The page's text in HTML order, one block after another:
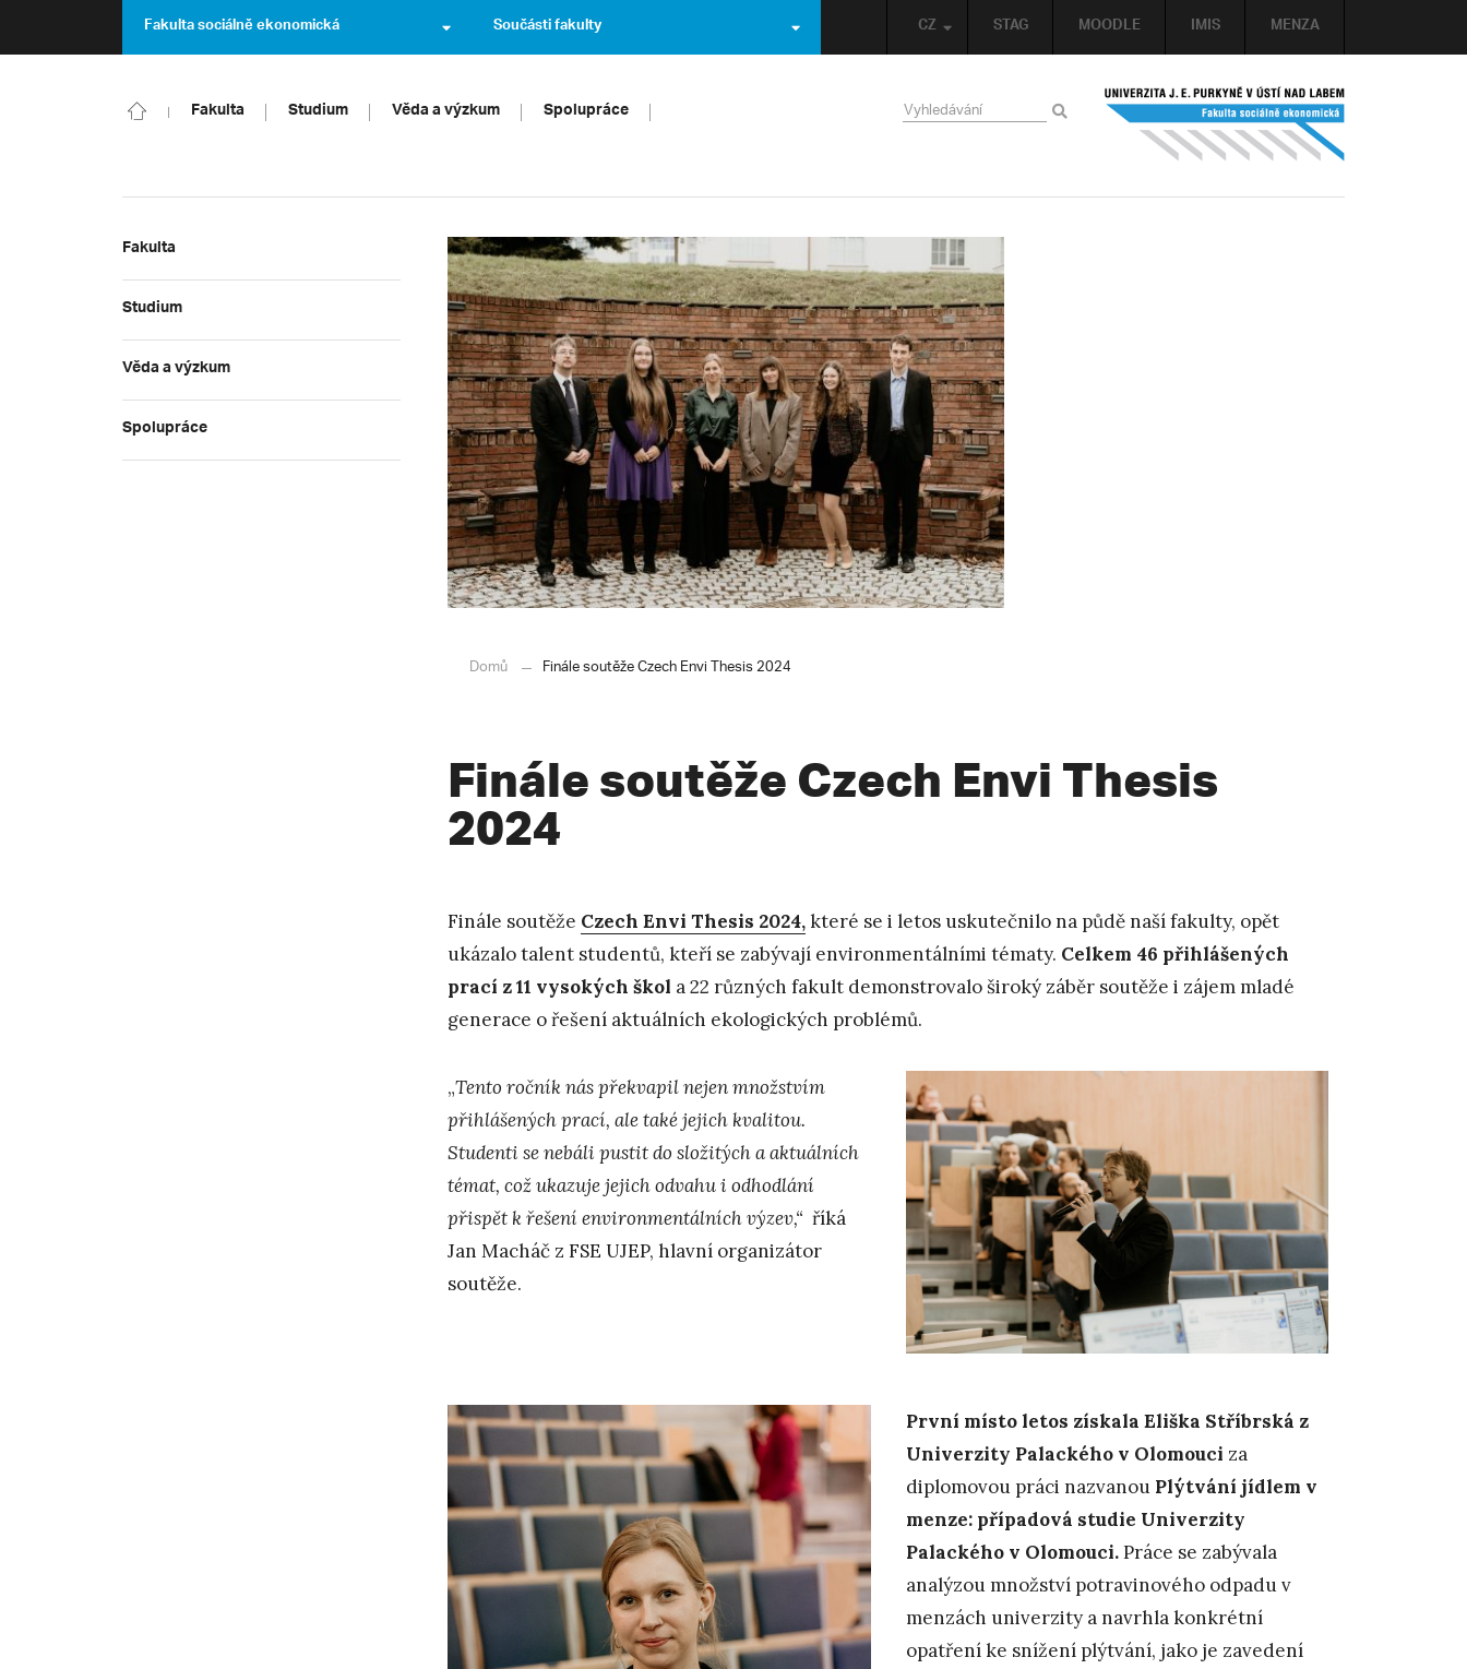
STAG MOODLE IMIS MENZA
CZ
Fakulta sociálně ekonomická Součásti fakulty
Fakulta Studium Věda a výzkum Spolupráce
Fakulta
Studium
Věda a výzkum
Spolupráce
Domů Finále soutěže Czech Envi Thesis 2024
Finále soutěže Czech Envi Thesis
2024
Finále soutěže Czech Envi Thesis 2024,které se i letos uskutečnilo na půdě naší fakulty, opět
ukázalo talent studentů, kteří se zabývají environmentálními tématy. Celkem 46 přihlášených
prací z 11 vysokých škol a 22 různých fakult demonstrovalo široký záběr soutěže i zájem mladé
generace o řešení aktuálních ekologických problémů.
„Tento ročník nás překvapil nejen množstvím
přihlášených prací, ale také jejich kvalitou.
Studenti se nebáli pustit do složitých a aktuálních
témat, což ukazuje jejich odvahu i odhodlání
přispět k řešení environmentálních výzev,“ říká
Jan Macháč z FSE UJEP, hlavní organizátor
soutěže.
První místo letos získala Eliška Stříbrská z
Univerzity Palackého v Olomouci za
diplomovou práci nazvanou Plýtvání jídlem v
menze: případová studie Univerzity
Palackého v Olomouci.Práce se zabývala
analýzou množství potravinového odpadu v
menzách univerzity a navrhla konkrétní
opatření ke snížení plýtvání, jako je zavedení